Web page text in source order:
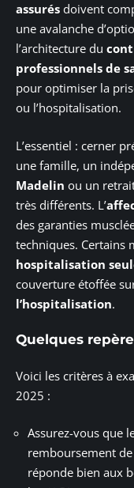
assurés doivent
une avalanche
l’architecture du
professionnels de
pour optimiser la
ou l’hospitalisation.
L’essentiel : cerner
une famille, un
Madelin ou un
très différents. L’
des garanties
techniques. Certains
hospitalisation
couverture étoffée
l’hospitalisation.
Quelques
Voici les critères à
2025 :
Assurez-vous que
remboursement de
réponde bien aux